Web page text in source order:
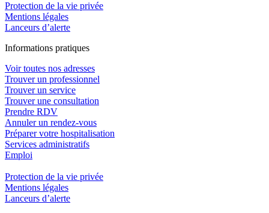
Protection de la vie privée
Mentions légales
Lanceurs d’alerte
Informations pratiques
Voir toutes nos adresses
Trouver un professionnel
Trouver un service
Trouver une consultation
Prendre RDV
Annuler un rendez-vous
Préparer votre hospitalisation
Services administratifs
Emploi​
Protection de la vie privée
Mentions légales
Lanceurs d’alerte